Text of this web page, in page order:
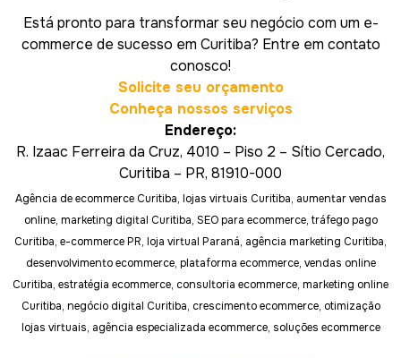
Está pronto para transformar seu negócio com um e-
commerce de sucesso em Curitiba? Entre em contato
conosco!
Solicite seu orçamento
Conheça nossos serviços
Endereço:
R. Izaac Ferreira da Cruz, 4010 – Piso 2 – Sítio Cercado,
Curitiba – PR, 81910-000
Agência de ecommerce Curitiba, lojas virtuais Curitiba, aumentar vendas
online, marketing digital Curitiba, SEO para ecommerce, tráfego pago
Curitiba, e-commerce PR, loja virtual Paraná, agência marketing Curitiba,
desenvolvimento ecommerce, plataforma ecommerce, vendas online
Curitiba, estratégia ecommerce, consultoria ecommerce, marketing online
Curitiba, negócio digital Curitiba, crescimento ecommerce, otimização
lojas virtuais, agência especializada ecommerce, soluções ecommerce